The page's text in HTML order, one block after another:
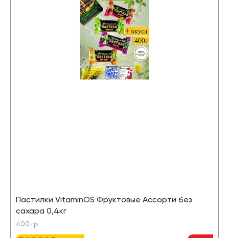
Пастилки VitaminOS Фруктовые Ассорти без
сахара 0,4кг
400 гр